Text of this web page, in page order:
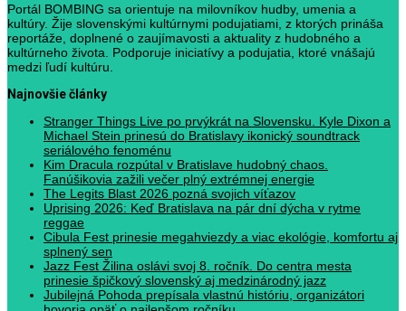
Portál BOMBING sa orientuje na milovníkov hudby, umenia a
kultúry. Žije slovenskými kultúrnymi podujatiami, z ktorých prináša
reportáže, doplnené o zaujímavosti a aktuality z hudobného a
kultúrneho života. Podporuje iniciatívy a podujatia, ktoré vnášajú
medzi ľudí kultúru.
Najnovšie články
Stranger Things Live po prvýkrát na Slovensku. Kyle Dixon a
Michael Stein prinesú do Bratislavy ikonický soundtrack
seriálového fenoménu
Kim Dracula rozpútal v Bratislave hudobný chaos.
Fanúšikovia zažili večer plný extrémnej energie
The Legits Blast 2026 pozná svojich víťazov
Uprising 2026: Keď Bratislava na pár dní dýcha v rytme
reggae
Cibula Fest prinesie megahviezdy a viac ekológie, komfortu aj
splnený sen
Jazz Fest Žilina oslávi svoj 8. ročník. Do centra mesta
prinesie špičkový slovenský aj medzinárodný jazz
Jubilejná Pohoda prepísala vlastnú históriu, organizátori